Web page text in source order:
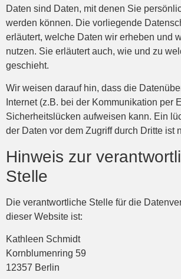
Daten sind Daten, mit denen Sie
werden können. Die vorliegende
erläutert, welche Daten wir erheben und
nutzen. Sie erläutert auch, wie und zu
geschieht.
Wir weisen darauf hin, dass die
Internet (z.B. bei der Kommunikation per
Sicherheitslücken aufweisen kann. Ein
der Daten vor dem Zugriff durch Dritte ist
Hinweis zur
Stelle
Die verantwortliche Stelle für die
dieser Website ist:
Kathleen Schmidt
Kornblumenring 59
12357 Berlin